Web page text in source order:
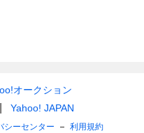
オークション
Yahoo! JAPAN
シーセンター 利用規約